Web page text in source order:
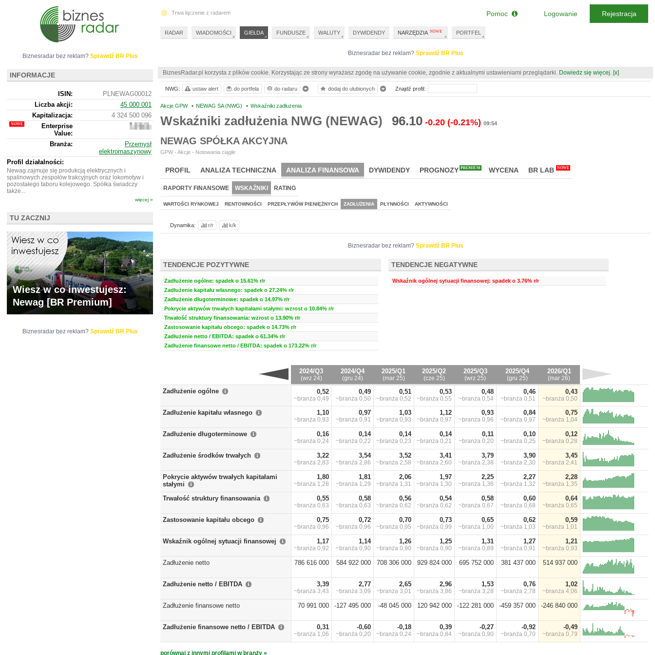
Biznesradar bez reklam? Sprawdź BR Plus
BiznesRadar.pl korzysta z plików cookie. Korzystając ze strony wyrażasz zgodę na używanie cookie, zgodnie z aktualnymi ustawieniami przeglądarki. Dowiedz się więcej. [x]
Akcje GPW • NEWAG SA (NWG) • Wskaźniki zadłużenia
Wskaźniki zadłużenia NWG (NEWAG) 96.10 -0.20 (-0.21%) 09:54
NEWAG SPÓŁKA AKCYJNA
GPW - Akcje - Notowania ciągłe
PROFIL ANALIZA TECHNICZNA ANALIZA FINANSOWA DYWIDENDY PROGNOZY PREMIUM WYCENA BR LAB NOWE
RAPORTY FINANSOWE WSKAŹNIKI RATING
WARTOŚCI RYNKOWEJ RENTOWNOŚCI PRZEPŁYWÓW PIENIĘŻNYCH ZADŁUŻENIA PŁYNNOŚCI AKTYWNOŚCI
Dynamika: r/r k/k
Biznesradar bez reklam? Sprawdź BR Plus
TENDENCJE POZYTYWNE
Zadłużenie ogólne: spadek o 15.61% r/r
Zadłużenie kapitału własnego: spadek o 27.24% r/r
Zadłużenie długoterminowe: spadek o 14.97% r/r
Pokrycie aktywów trwałych kapitałami stałymi: wzrost o 10.84% r/r
Trwałość struktury finansowania: wzrost o 13.90% r/r
Zastosowanie kapitału obcego: spadek o 14.73% r/r
Zadłużenie netto / EBITDA: spadek o 61.34% r/r
Zadłużenie finansowe netto / EBITDA: spadek o 173.22% r/r
TENDENCJE NEGATYWNE
Wskaźnik ogólnej sytuacji finansowej: spadek o 3.76% r/r
2024/Q3
(wrz 24)
2024/Q4
(gru 24)
2025/Q1
(mar 25)
2025/Q2
(cze 25)
2025/Q3
(wrz 25)
2025/Q4
(gru 25)
2026/Q1
(mar 26)
Zadłużenie ogólne 0,52
~branża 0,49
0,49
~branża 0,50
0,51
~branża 0,52
0,53
~branża 0,55
0,48
~branża 0,54
0,46
~branża 0,51
0,43
~branża 0,50
Zadłużenie kapitału własnego 1,10
~branża 0,93
0,97
~branża 0,91
1,03
~branża 0,93
1,12
~branża 0,97
0,93
~branża 0,96
0,84
~branża 0,97
0,75
~branża 1,04
Zadłużenie długoterminowe 0,16
~branża 0,24
0,14
~branża 0,22
0,14
~branża 0,23
0,14
~branża 0,21
0,11
~branża 0,20
0,10
~branża 0,25
0,12
~branża 0,28
Zadłużenie środków trwałych 3,22
~branża 2,83
3,54
~branża 2,86
3,52
~branża 2,58
3,41
~branża 2,60
3,79
~branża 2,38
3,90
~branża 2,30
3,45
~branża 2,41
Pokrycie aktywów trwałych kapitałami
stałymi
1,80
~branża 1,28
1,81
~branża 1,29
2,06
~branża 1,31
1,97
~branża 1,30
2,25
~branża 1,36
2,27
~branża 1,32
2,28
~branża 1,35
Trwałość struktury finansowania 0,55
~branża 0,63
0,58
~branża 0,63
0,56
~branża 0,62
0,54
~branża 0,62
0,58
~branża 0,67
0,60
~branża 0,68
0,64
~branża 0,65
Zastosowanie kapitału obcego 0,75
~branża 0,96
0,72
~branża 0,96
0,70
~branża 0,95
0,73
~branża 0,99
0,65
~branża 1,00
0,62
~branża 1,03
0,59
~branża 1,01
Wskaźnik ogólnej sytuacji finansowej 1,17
~branża 0,92
1,14
~branża 0,90
1,26
~branża 0,90
1,25
~branża 0,90
1,31
~branża 0,89
1,27
~branża 0,91
1,21
~branża 0,93
Zadłużenie netto 786 616 000 584 922 000 708 306 000 929 824 000 695 752 000 381 437 000 514 937 000
Zadłużenie netto / EBITDA 3,39
~branża 3,43
2,77
~branża 3,09
2,65
~branża 3,01
2,96
~branża 3,86
1,53
~branża 3,28
0,76
~branża 2,78
1,02
~branża 4,06
Zadłużenie finansowe netto 70 991 000 -127 495 000 -48 045 000 120 942 000 -122 281 000 -459 357 000 -246 840 000
Zadłużenie finansowe netto / EBITDA 0,31
~branża 1,06
-0,60
~branża 0,20
-0,18
~branża 0,24
0,39
~branża 0,84
-0,27
~branża 0,90
-0,92
~branża 0,70
-0,49
~branża 0,79
porównaj z innymi profilami w branży »
NWG: ustaw alert do portfela do radaru dodaj do ulubionych Znajdź profil:
Biznesradar bez reklam? Sprawdź BR Plus
INFORMACJE
ISIN:
PLNEWAG00012
Liczba akcji:
45 000 001
Kapitalizacja:
4 324 500 096
Enterprise
Value:
4
660
096
Branża:
Przemysł
elektromaszynowy
Profil działalności:
Newag zajmuje się produkcją elektrycznych i
spalinowych zespołów trakcyjnych oraz lokomotyw i
pozostałego taboru kolejowego. Spółka świadczy
także...
więcej »
TU ZACZNIJ
Wiesz w co inwestujesz:
Newag [BR Premium]
Biznesradar bez reklam? Sprawdź BR Plus
Trwa łączenie z radarem
RADAR WIADOMOŚCI GIEŁDA FUNDUSZE WALUTY DYWIDENDY NARZĘDZIA PORTFEL
Pomoc Logowanie Rejestracja